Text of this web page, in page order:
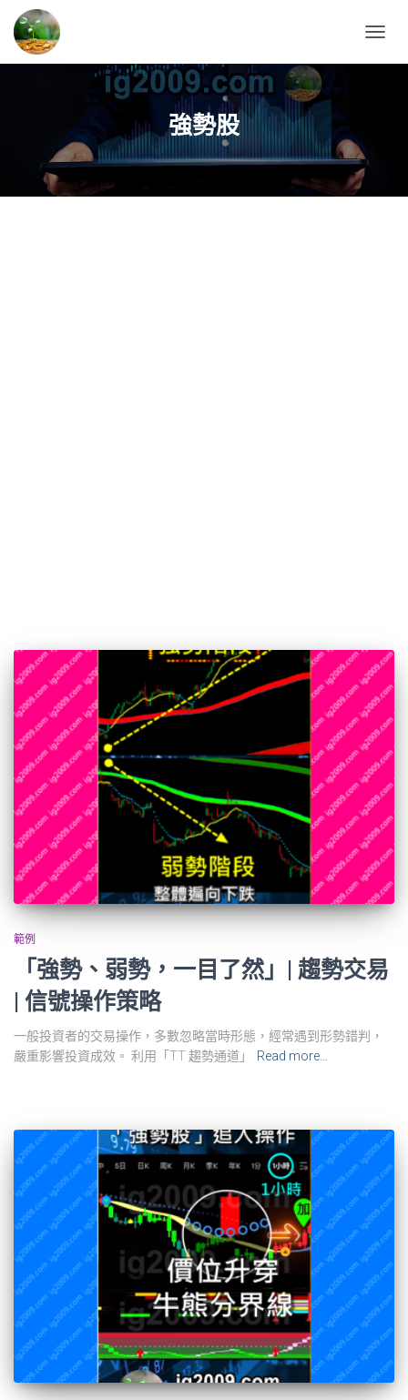
強勢股
範例
「強勢、弱勢，一目了然」| 趨勢交易
| 信號操作策略
一般投資者的交易操作，多數忽略當時形態，經常遇到形勢錯判，
嚴重影響投資成效。 利用「TT 趨勢通道」
Read more…